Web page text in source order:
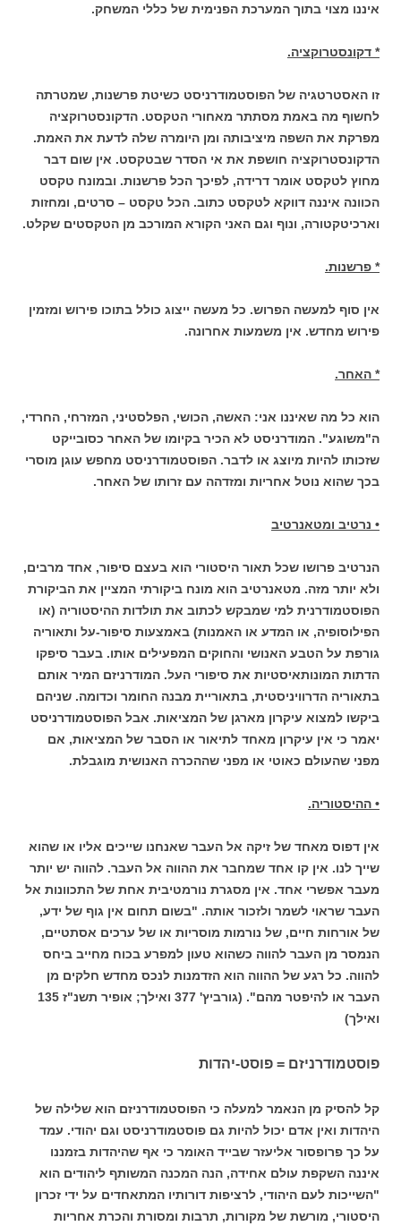
איננו מצוי בתוך המערכת הפנימית של כללי המשחק.
* דקונסטרוקציה.
זו האסטרטגיה של הפוסטמודרניסט כשיטת פרשנות, שמטרתה
לחשוף מה באמת מסתתר מאחורי הטקסט. הדקונסטרוקציה
מפרקת את השפה מיציבותה ומן היומרה שלה לדעת את האמת.
הדקונסטרוקציה חושפת את אי הסדר שבטקסט. אין שום דבר
מחוץ לטקסט אומר דרידה, לפיכך הכל פרשנות. ובמונח טקסט
הכוונה איננה דווקא לטקסט כתוב. הכל טקסט – סרטים, ומחזות
וארכיטקטורה, ונוף וגם האני הקורא המורכב מן הטקסטים שקלט.
* פרשנות.
אין סוף למעשה הפרוש. כל מעשה ייצוג כולל בתוכו פירוש ומזמין
פירוש מחדש. אין משמעות אחרונה.
* האחר.
הוא כל מה שאיננו אני: האשה, הכושי, הפלסטיני, המזרחי, החרדי,
ה"משוגע". המודרניסט לא הכיר בקיומו של האחר כסובייקט
שזכותו להיות מיוצג או לדבר. הפוסטמודרניסט מחפש עוגן מוסרי
בכך שהוא נוטל אחריות ומזדהה עם זרותו של האחר.
• נרטיב ומטאנרטיב
הנרטיב פרושו שכל תאור היסטורי הוא בעצם סיפור, אחד מרבים,
ולא יותר מזה. מטאנרטיב הוא מונח ביקורתי המציין את הביקורת
הפוסטמודרנית למי שמבקש לכתוב את תולדות ההיסטוריה (או
הפילוסופיה, או המדע או האמנות) באמצעות סיפור-על ותאוריה
גורפת על הטבע האנושי והחוקים המפעילים אותו. בעבר סיפקו
הדתות המונותאיסטיות את סיפורי העל. המודרניזם המיר אותם
בתאוריה הדרוויניסטית, בתאוריית מבנה החומר וכדומה. שניהם
ביקשו למצוא עיקרון מארגן של המציאות. אבל הפוסטמודרניסט
יאמר כי אין עיקרון מאחד לתיאור או הסבר של המציאות, אם
מפני שהעולם כאוטי או מפני שההכרה האנושית מוגבלת.
• ההיסטוריה.
אין דפוס מאחד של זיקה אל העבר שאנחנו שייכים אליו או שהוא
שייך לנו. אין קו אחד שמחבר את ההווה אל העבר. להווה יש יותר
מעבר אפשרי אחד. אין מסגרת נורמטיבית אחת של התכוונות אל
העבר שראוי לשמר ולזכור אותה. "בשום תחום אין גוף של ידע,
של אורחות חיים, של נורמות מוסריות או של ערכים אסתטיים,
הנמסר מן העבר להווה כשהוא טעון למפרע בכוח מחייב ביחס
להווה. כל רגע של ההווה הוא הזדמנות לנכס מחדש חלקים מן
העבר או להיפטר מהם". (גורביץ' 377 ואילך; אופיר תשנ"ז 135
ואילך)
פוסטמודרניזם = פוסט-יהדות
קל להסיק מן הנאמר למעלה כי הפוסטמודרניזם הוא שלילה של
היהדות ואין אדם יכול להיות גם פוסטמודרניסט וגם יהודי. עמד
על כך פרופסור אליעזר שבייד האומר כי אף שהיהדות בזמננו
איננה השקפת עולם אחידה, הנה המכנה המשותף ליהודים הוא
"השייכות לעם היהודי, לרציפות דורותיו המתאחדים על ידי זכרון
היסטורי, מורשת של מקורות, תרבות ומסורת והכרת אחריות